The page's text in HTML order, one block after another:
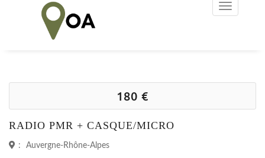
180 €
RADIO PMR + CASQUE/MICRO
: Auvergne-Rhône-Alpes